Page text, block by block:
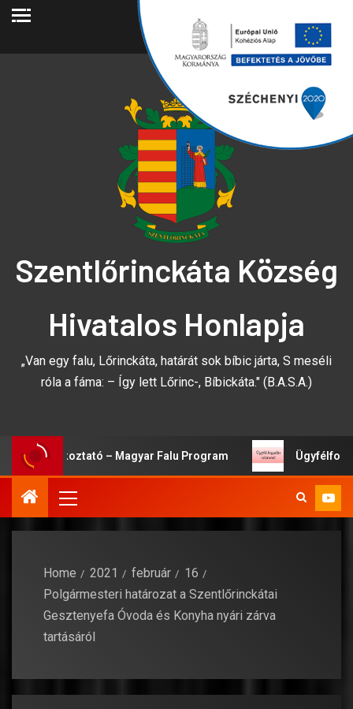
Szentlőrinckáta Község
Hivatalos Honlapja
„Van egy falu, Lőrinckáta, határát sok bíbic járta, S meséli
róla a fáma: – Így lett Lőrinc-, Bíbickáta." (B.A.S.A.)
Tájékoztató – Magyar Falu Program
Home 2021 február
16
Polgármesteri határozat a Szentlőrinckátai
Gesztenyefa Óvoda és Konyha nyári zárva
tartásáról